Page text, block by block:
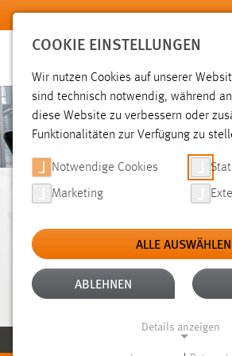
Zum Hauptinhalt springen
UND
COOKIE EINSTELLUNGEN
Wir nutzen Cookies auf unserer
sind technisch notwendig, während
diese Website zu verbessern oder
Funktionalitäten zur Verfügung zu
Notwendige Cookies
Marketing
ALLE AUSWÄHLEN
ABLEHNEN
Details anzeigen